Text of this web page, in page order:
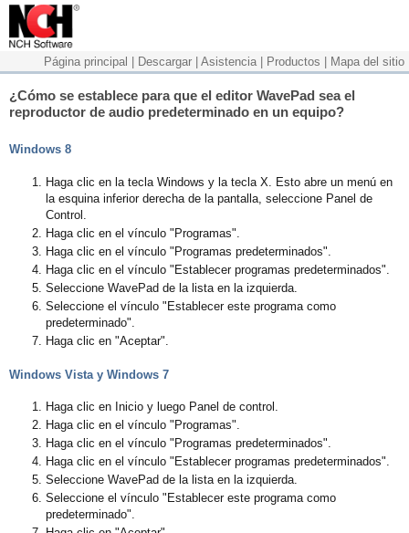
Página principal Descargar Asistencia Productos Mapa del sitio
¿Cómo se establece para que el editor WavePad sea el
reproductor de audio predeterminado en un equipo?
Windows 8
Haga clic en la tecla Windows y la tecla X. Esto abre un menú en
la esquina inferior derecha de la pantalla, seleccione Panel de
Control.
Haga clic en el vínculo "Programas".
Haga clic en el vínculo "Programas predeterminados".
Haga clic en el vínculo "Establecer programas predeterminados".
Seleccione WavePad de la lista en la izquierda.
Seleccione el vínculo "Establecer este programa como
predeterminado".
Haga clic en "Aceptar".
Windows Vista y Windows 7
Haga clic en Inicio y luego Panel de control.
Haga clic en el vínculo "Programas".
Haga clic en el vínculo "Programas predeterminados".
Haga clic en el vínculo "Establecer programas predeterminados".
Seleccione WavePad de la lista en la izquierda.
Seleccione el vínculo "Establecer este programa como
predeterminado".